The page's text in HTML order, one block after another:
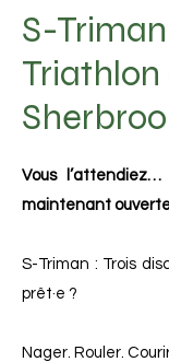
S-Triman
Triathlon
Vous
maintenant
S-Triman : Trois
prêt·e ?
Nager. Rouler.